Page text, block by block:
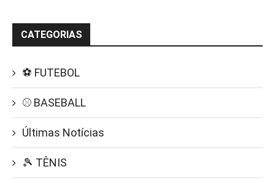
CATEGORIAS
⚽ FUTEBOL
⚾ BASEBALL
Últimas Notícias
🎾 TÊNIS